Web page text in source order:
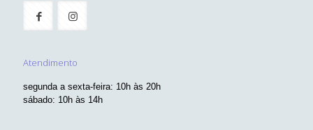
Atendimento
segunda a sexta-feira: 10h às 20h
sábado: 10h às 14h